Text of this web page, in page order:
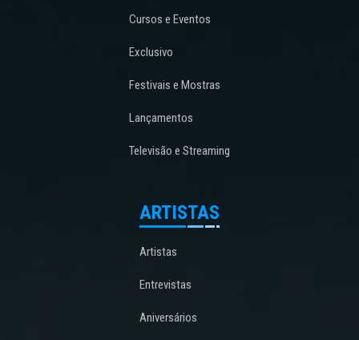
Cursos e Eventos
Exclusivo
Festivais e Mostras
Lançamentos
Televisão e Streaming
ARTISTAS
Artistas
Entrevistas
Aniversários